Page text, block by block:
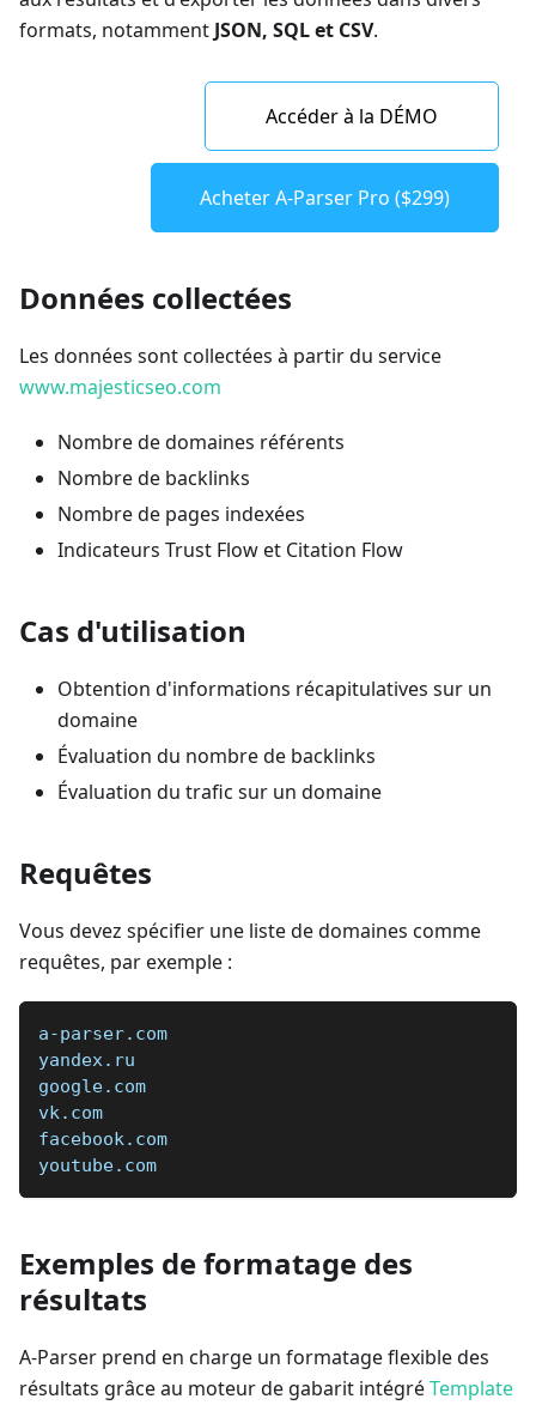
formats, notammentJSON, SQL et CSV.
Accéder à la DÉMO
Acheter A-Parser Pro ($299)
Données collectées
Les données sont collectées à partir du service
www.majesticseo.com
Nombre de domaines référents
Nombre de backlinks
Nombre de pages indexées
Indicateurs Trust Flow et Citation Flow
Cas d'utilisation
Obtention d'informations récapitulatives sur un
domaine
Évaluation du nombre de backlinks
Évaluation du trafic sur un domaine
Requêtes
Vous devez spécifier une liste de domaines comme
requêtes, par exemple :
a-parser.com
yandex.ru
google.com
vk.com
facebook.com
youtube.com
Exemples de formatage des
résultats
A-Parser prend en charge un formatage flexible des
résultats grâce au moteur de gabarit intégréTemplate